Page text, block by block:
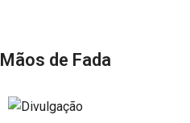
Mãos de Fada